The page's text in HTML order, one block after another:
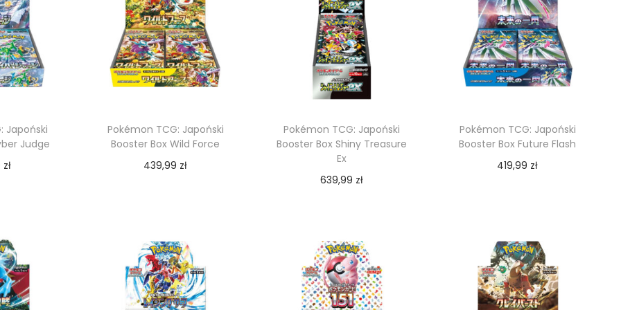
Japoński
Judge
zł
Pokémon TCG: Japoński
Booster Box Wild Force
439,99 zł
Pokémon TCG: Japoński
Booster Box Shiny Treasure
Ex
639,99 zł
Pokémon TCG: Japoński
Booster Box Future Flash
419,99 zł